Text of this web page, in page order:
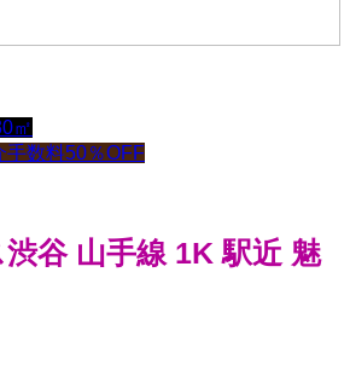
㎡
手数料50％OFF
谷山手線 1K 駅近 魅